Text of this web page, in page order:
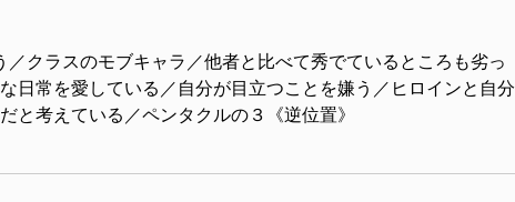
／クラスのモブキャラ／他者と比べて秀でているところも劣っ
日常を愛している／自分が目立つことを嫌う／ヒロインと自分
と考えている／ペンタクルの３《逆位置》